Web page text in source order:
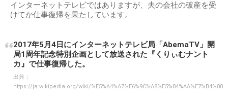
インターネットテレビではありますが、夫の会社の破産を受
けてか仕事復帰を果たしています。
2017年5月4日にインターネットテレビ局「AbemaTV」開
局1周年記念特別企画として放送された『くりぃむナント
カ』で仕事復帰した。
出典：
https://ja.wikipedia.org/wiki/%E5%A4%A7%E6%9C%A8%E5%84%AA%E7%B4%80